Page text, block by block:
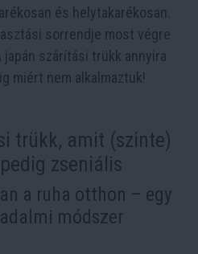
és helytakarékosan.
sorrendje most végre
szárítási trükk annyira
miért nem alkalmaztuk!
trükk, amit (szinte)
zseniális
a ruha otthon – egy
módszer